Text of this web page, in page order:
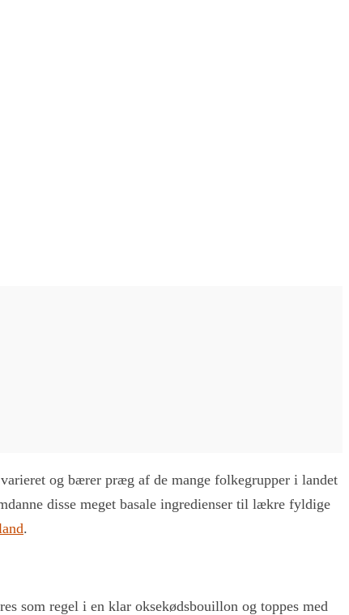
og bærer præg af de mange folkegrupper i landet
disse meget basale ingredienser til lækre fyldige
.
som regel i en klar oksekødsbouillon og toppes med